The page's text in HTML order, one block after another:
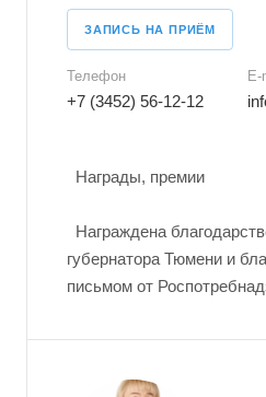
ЗАПИСЬ НА ПРИЁМ
Телефон
+7 (3452) 56-12-12
E-
Награды, премии
Награждена
губернатора Тюмени и
письмом от